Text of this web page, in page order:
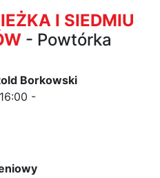
I SIEDMIU
- Powtórka
Borkowski
-